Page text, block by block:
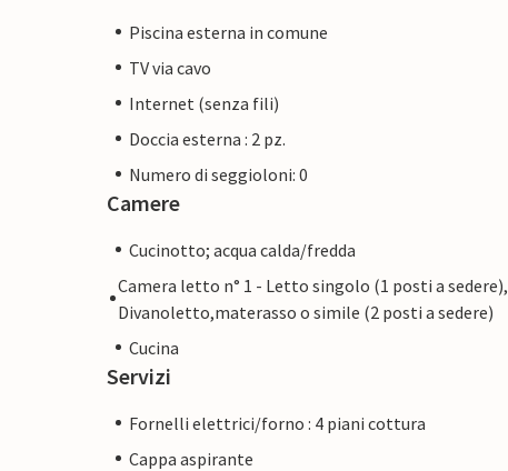
Piscina esterna in comune
TV via cavo
Internet (senza fili)
Doccia esterna : 2 pz.
Numero di seggioloni: 0
Camere
Cucinotto; acqua calda/fredda
Camera letto n° 1 - Letto singolo (1 posti a sedere),
Divanoletto,materasso o simile (2 posti a sedere)
Cucina
Servizi
Fornelli elettrici/forno : 4 piani cottura
Cappa aspirante